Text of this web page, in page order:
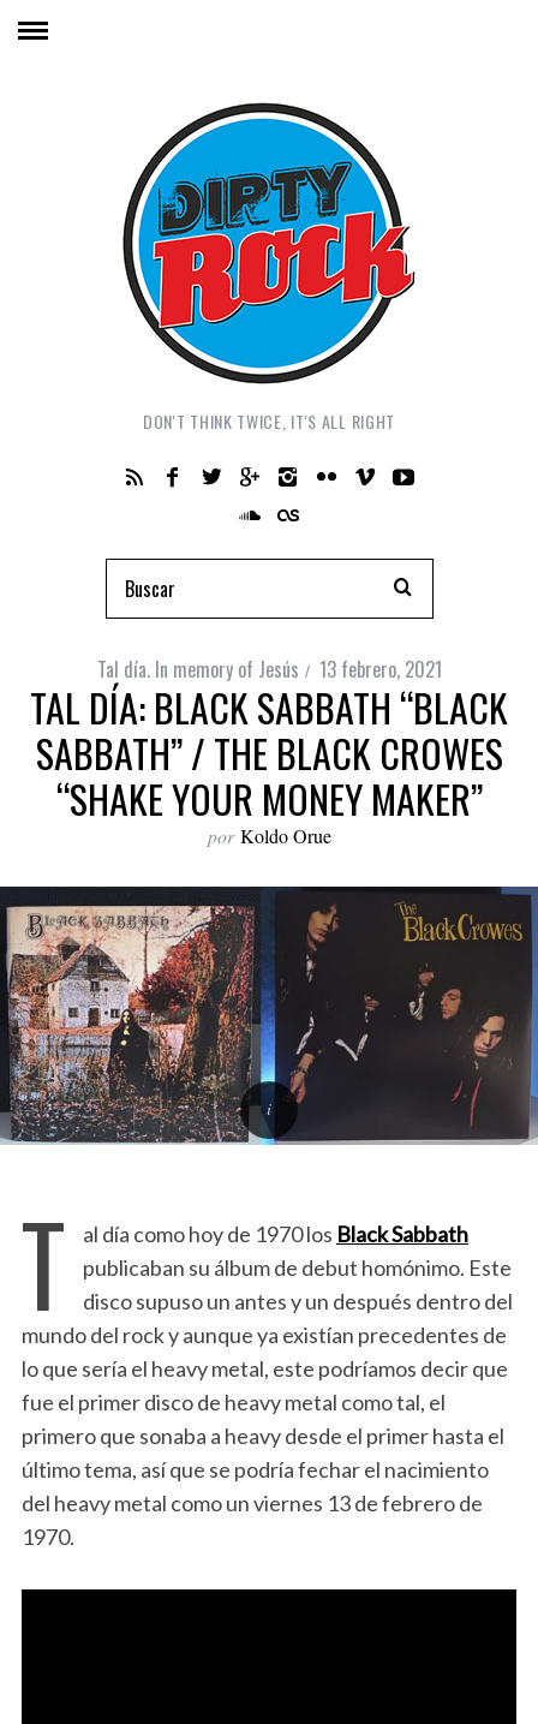
DON'T THINK TWICE, IT'S ALL RIGHT
Tal día. In memory of Jesús 13 febrero, 2021
TAL DÍA: BLACK SABBATH “BLACK
SABBATH” / THE BLACK CROWES
“SHAKE YOUR MONEY MAKER”
por Koldo Orue
T al día como hoy de 1970 los Black Sabbath
publicaban su álbum de debut homónimo. Este
disco supuso un antes y un después dentro del
mundo del rock y aunque ya existían precedentes de
lo que sería el heavy metal, este podríamos decir que
fue el primer disco de heavy metal como tal, el
primero que sonaba a heavy desde el primer hasta el
último tema, así que se podría fechar el nacimiento
del heavy metal como un viernes 13 de febrero de
1970.